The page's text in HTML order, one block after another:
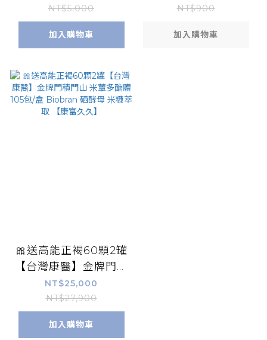
第三代 褐醣安粉劑 全
素
NT$5,000
加入購物車
凝膠30ml/支｜純天然
NT$900
加入購物車
🎀送高能正褐60顆2罐
【台灣康醫】金牌門積
門山 米蕈多醣體105
包/盒 ​Biobran 硒酵
母 米糠萃取 【康富久
久】
NT$25,000
NT$27,900
加入購物車